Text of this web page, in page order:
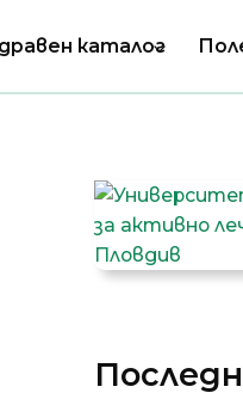
каталог